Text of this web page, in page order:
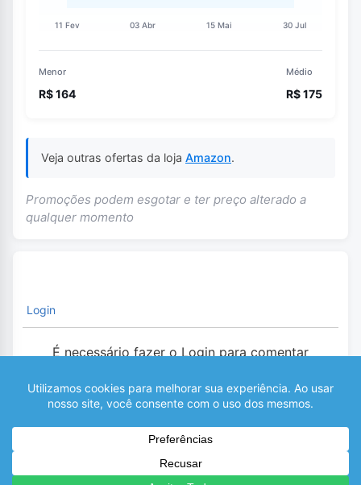
Menor
R$ 164
Médio
R$ 175
Veja outras ofertas da loja Amazon.
Promoções podem esgotar e ter preço alterado a
qualquer momento
Login
É necessário fazer o Login para comentar
0 COMENTÁRIOS